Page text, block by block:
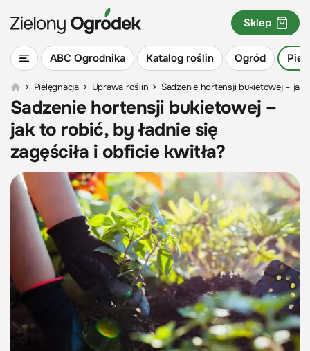
ABC Ogrodnika Katalog roślin Ogród
Sklep
> Pielęgnacja > Uprawa roślin > Sadzenie hortensji bukietowej – jak
Sadzenie hortensji bukietowej –
jak to robić, by ładnie się
zagęściła i obficie kwitła?